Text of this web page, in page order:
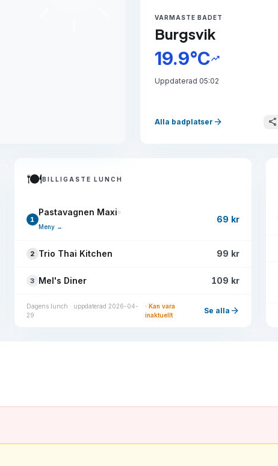
VARMASTE BADET
Burgsvik
19.9°Ctrending_up
Uppdaterad 05:02
Alla badplatser arrow_forward share
🍽️BILLIGASTE LUNCH
1
Pastavagnen Maxi
Meny →
69 kr
2 Trio Thai Kitchen 99 kr
3 Mel's Diner 109 kr
Dagens lunch · uppdaterad 2026-04-
29
· Kan vara
inaktuellt
Se alla arrow_forward